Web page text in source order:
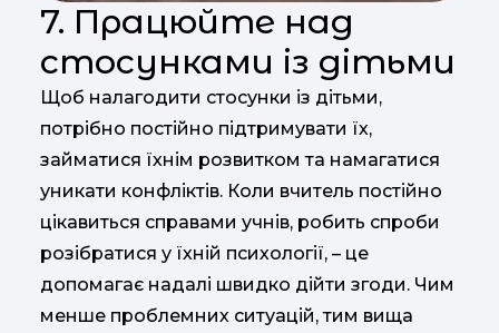
7. Працюйте над
стосунками із дітьми
Щоб налагодити стосунки із дітьми,
потрібно постійно підтримувати їх,
займатися їхнім розвитком та намагатися
уникати конфліктів. Коли вчитель постійно
цікавиться справами учнів, робить спроби
розібратися у їхній психології, – це
допомагає надалі швидко дійти згоди. Чим
менше проблемних ситуацій, тим вища